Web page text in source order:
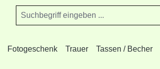
Fotogeschenk Trauer Tassen / Becher